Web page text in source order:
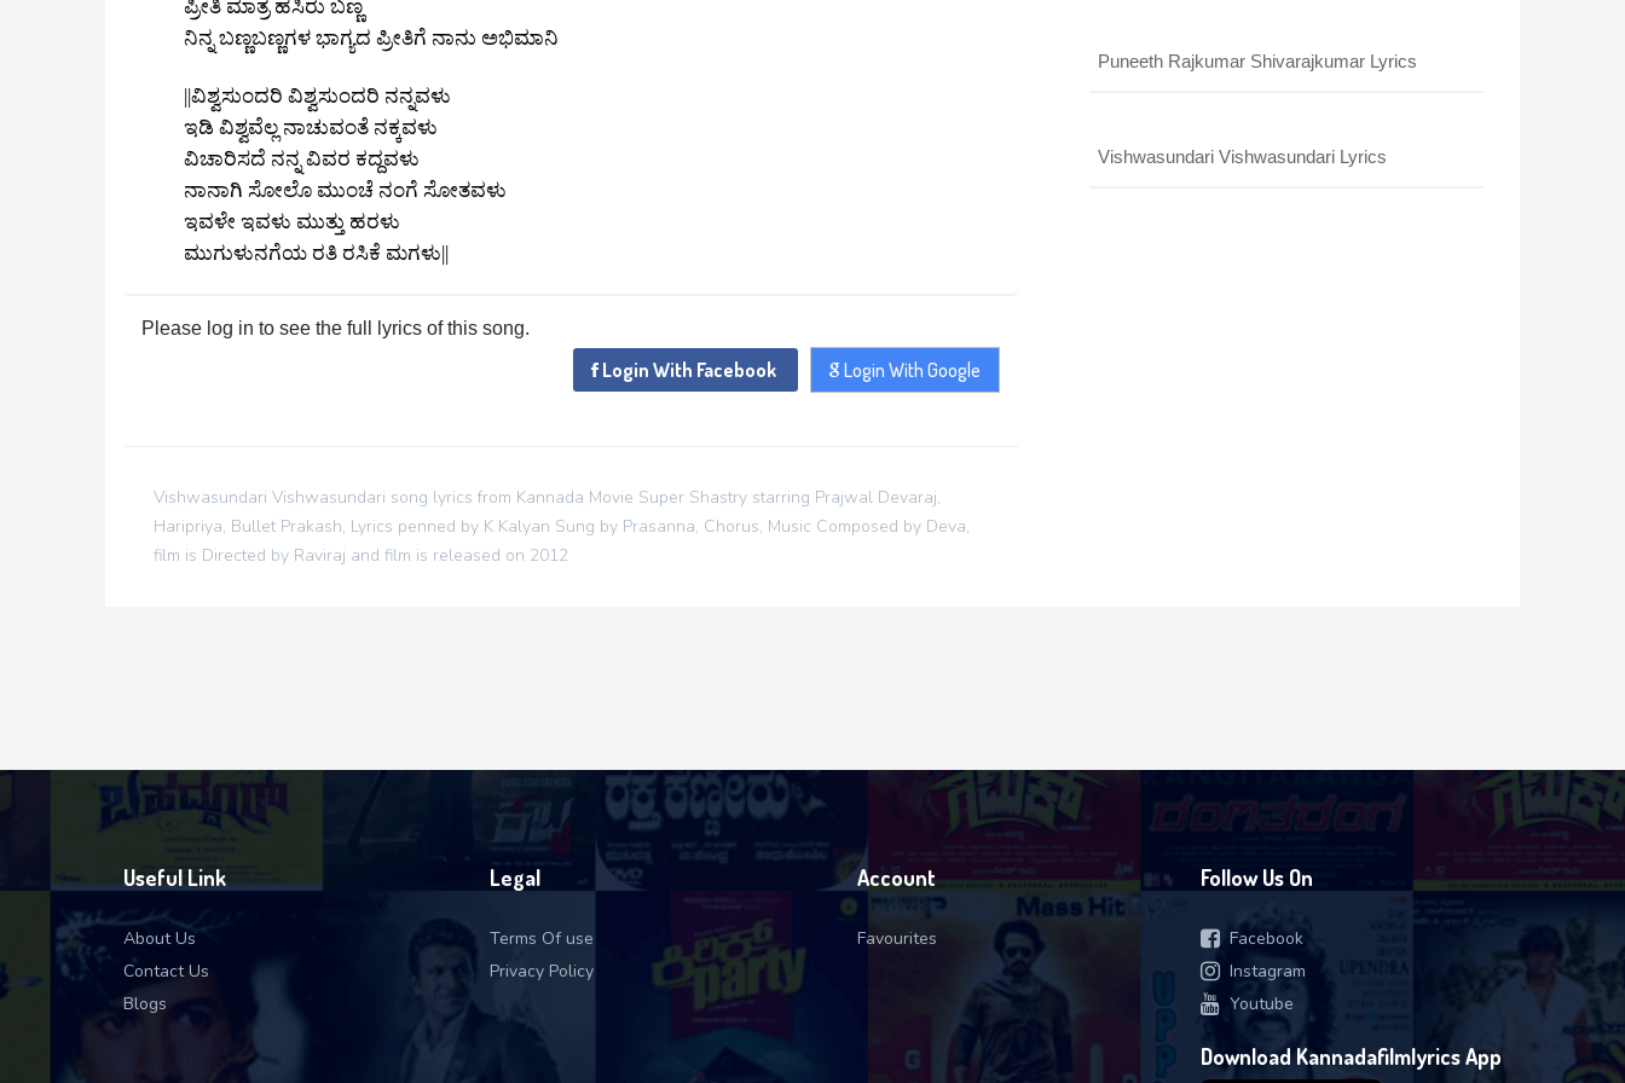
ಪ್ರೀತಿ ಮಾತ್ರ ಹಸಿರು ಬಣ್ಣ
ನಿನ್ನ ಬಣ್ಣಬಣ್ಣಗಳ ಭಾಗ್ಯದ ಪ್ರೀತಿಗೆ ನಾನು ಅಭಿಮಾನಿ
||ವಿಶ್ವಸುಂದರಿ ವಿಶ್ವಸುಂದರಿ ನನ್ನವಳು
ಇಡಿ ವಿಶ್ವವೆಲ್ಲ ನಾಚುವಂತೆ ನಕ್ಕವಳು
ವಿಚಾರಿಸದೆ ನನ್ನ ವಿವರ ಕದ್ದವಳು
ನಾನಾಗಿ ಸೋಲೊ ಮುಂಚೆ ನಂಗೆ ಸೋತವಳು
ಇವಳೇ ಇವಳು ಮುತ್ತು ಹರಳು
ಮುಗುಳುನಗೆಯ ರತಿ ರಸಿಕೆ ಮಗಳು||
Please log in to see the full lyrics of this song.
Login With Facebook Login With Google
Vishwasundari Vishwasundari song lyrics from Kannada Movie Super Shastry starring Prajwal Devaraj,
Haripriya, Bullet Prakash, Lyrics penned by K Kalyan Sung by Prasanna, Chorus, Music Composed by Deva,
film is Directed by Raviraj and film is released on 2012
Puneeth Rajkumar Shivarajkumar Lyrics
Vishwasundari Vishwasundari Lyrics
Useful Link
About Us
Contact Us
Blogs
Legal
Terms Of use
Privacy Policy
Account
Favourites
Follow Us On
Facebook
Instagram
Youtube
Download Kannadafilmlyrics App